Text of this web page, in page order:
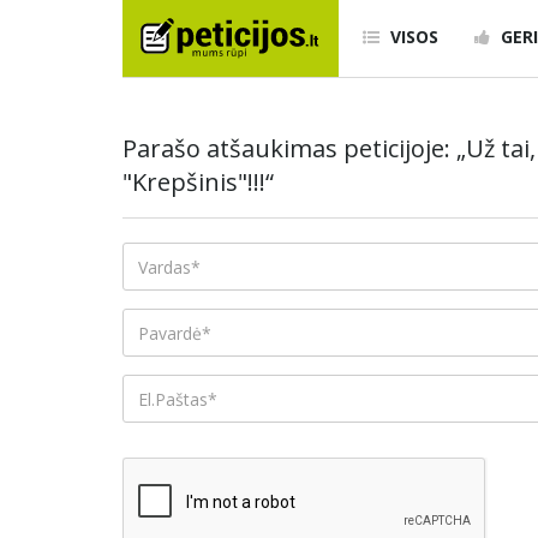
VISOS
Parašo atšaukimas peticijoje: „Už
"Krepšinis"!!!“